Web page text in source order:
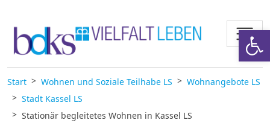
Start Wohnen und Soziale Teilhabe LS
Wohnangebote LS
Stadt Kassel LS
Stationär begleitetes Wohnen in Kassel LS